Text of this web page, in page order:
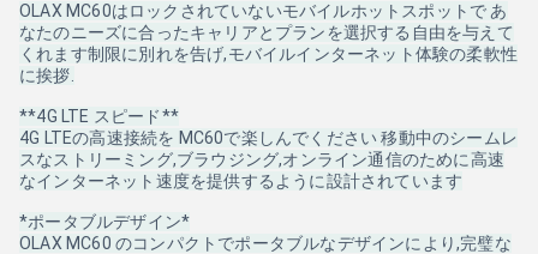
OLAX MC60はロックされていないモバイルホットスポットで あ
なたのニーズに合ったキャリアとプランを選択する自由を与えて
くれます制限に別れを告げ,モバイルインターネット体験の柔軟性
に挨拶.
**4G LTE スピード**
4G LTEの高速接続を MC60で楽しんでください 移動中のシームレ
スなストリーミング,ブラウジング,オンライン通信のために高速
なインターネット速度を提供するように設計されています
*ポータブルデザイン*
OLAX MC60 のコンパクトでポータブルなデザインにより,完璧な